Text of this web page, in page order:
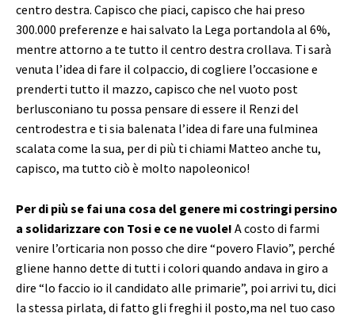
centro destra. Capisco che piaci, capisco che hai preso
300.000 preferenze e hai salvato la Lega portandola al 6%,
mentre attorno a te tutto il centro destra crollava. Ti sarà
venuta l’idea di fare il colpaccio, di cogliere l’occasione e
prenderti tutto il mazzo, capisco che nel vuoto post
berlusconiano tu possa pensare di essere il Renzi del
centrodestra e ti sia balenata l’idea di fare una fulminea
scalata come la sua, per di più ti chiami Matteo anche tu,
capisco, ma tutto ciò è molto napoleonico!
Per di più se fai una cosa del genere mi costringi persino
a solidarizzare con Tosi e ce ne vuole! A costo di farmi
venire l’orticaria non posso che dire “povero Flavio”, perché
gliene hanno dette di tutti i colori quando andava in giro a
dire “lo faccio io il candidato alle primarie”, poi arrivi tu, dici
la stessa pirlata, di fatto gli freghi il posto,ma nel tuo caso